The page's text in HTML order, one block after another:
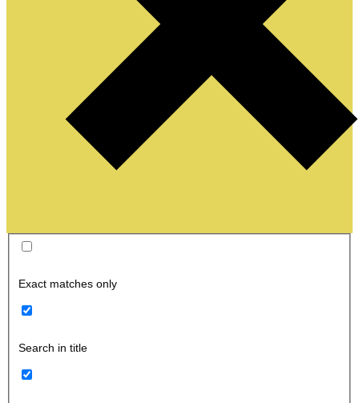
Exact matches only
Search in title